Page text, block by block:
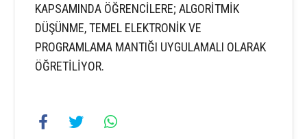
KAPSAMINDA ÖĞRENCİLERE; ALGORİTMİK
DÜŞÜNME, TEMEL ELEKTRONİK VE
PROGRAMLAMA MANTIĞI UYGULAMALI OLARAK
ÖĞRETİLİYOR.